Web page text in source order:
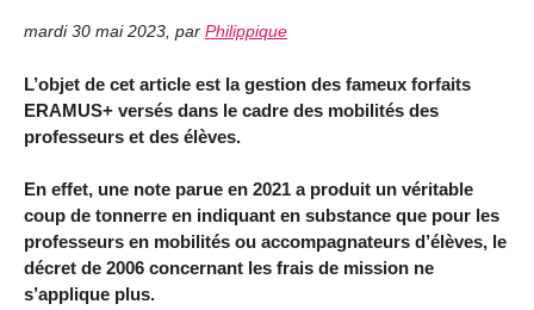
mardi 30 mai 2023 par Philippique
L’objet de cet article est la gestion des fameux forfaits
ERAMUS+ versés dans le cadre des mobilités des
professeurs et des élèves.
En effet, une note parue en 2021 a produit un véritable
coup de tonnerre en indiquant en substance que pour les
professeurs en mobilités ou accompagnateurs d’élèves, le
décret de 2006 concernant les frais de mission ne
s’applique plus.